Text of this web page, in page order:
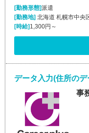
[勤務形態]派遣
[勤務地] 北海道 札幌市中央
[時給] 1,300円～
データ入力(住所の
事